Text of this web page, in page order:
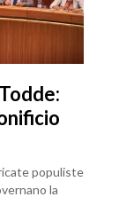
populiste
la